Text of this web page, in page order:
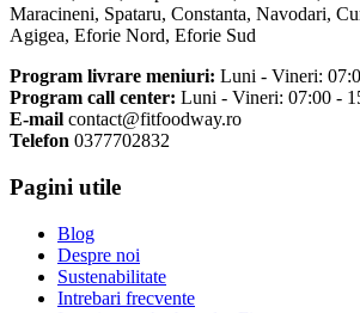
Maracineni, Spataru, Constanta, Navodari,
Agigea, Eforie Nord, Eforie Sud
Program livrare meniuri: Luni - Vineri:
Program call center: Luni - Vineri: 07:00 -
E-mail contact@fitfoodway.ro
Telefon 0377702832
Pagini utile
Blog
Despre noi
Sustenabilitate
Intrebari frecvente